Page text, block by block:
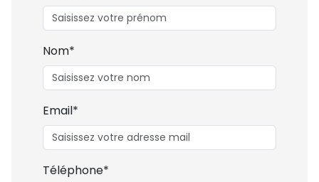
Nom*
Email*
Téléphone*